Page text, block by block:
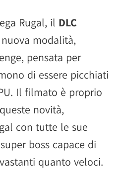
Rugal, il DLC
modalità,
pensata per
di essere picchiati
Il filmato è proprio
novità,
con tutte le sue
boss capace di
quanto veloci.